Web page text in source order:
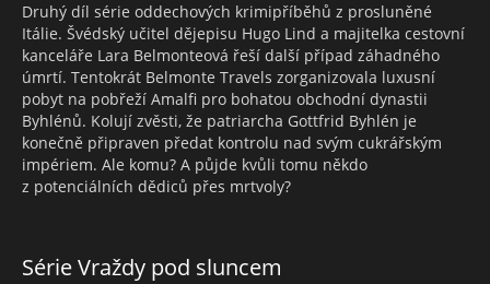
Druhý díl série oddechových krimipříběhů z prosluněné
Itálie. Švédský učitel dějepisu Hugo Lind a majitelka cestovní
kanceláře Lara Belmonteová řeší další případ záhadného
úmrtí. Tentokrát Belmonte Travels zorganizovala luxusní
pobyt na pobřeží Amalfi pro bohatou obchodní dynastii
Byhlénů. Kolují zvěsti, že patriarcha Gottfrid Byhlén je
konečně připraven předat kontrolu nad svým cukrářským
impériem. Ale komu? A půjde kvůli tomu někdo
z potenciálních dědiců přes mrtvoly?
Série Vraždy pod sluncem